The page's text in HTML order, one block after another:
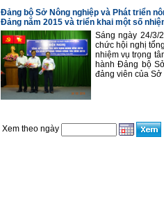
Đảng bộ Sở Nông nghiệp và Phát triển
Đảng năm 2015 và triển khai một số
Sáng ngày 24/3/
chức hội nghị
nhiệm vụ trọng
hành Đảng bộ
đảng viên của
Xem theo ngày